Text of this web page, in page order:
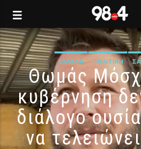
ΕΛΛΆΔΑ ΠΟΛΙΤΙΚΉ
Θωμάς
κυβέρνηση
διάλογο
να